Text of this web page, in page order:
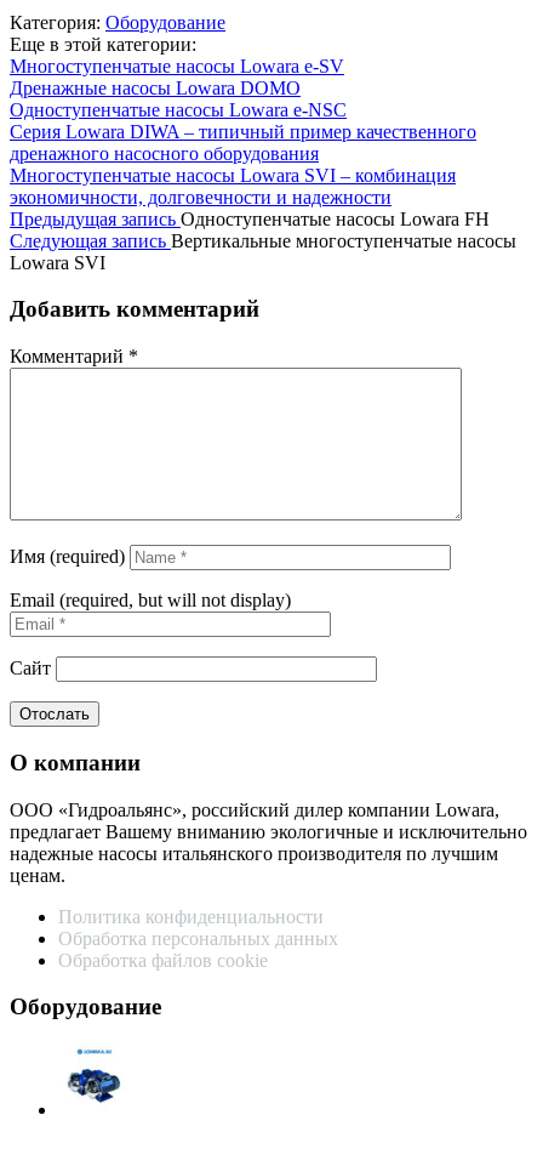
Категория: Оборудование
Еще в этой категории:
Многоступенчатые насосы Lowara e-SV
Дренажные насосы Lowara DOMO
Одноступенчатые насосы Lowara e-NSC
Серия Lowara DIWA – типичный пример качественного
дренажного насосного оборудования
Многоступенчатые насосы Lowara SVI – комбинация
экономичности, долговечности и надежности
Предыдущая запись Одноступенчатые насосы Lowara FH
Следующая запись Вертикальные многоступенчатые насосы
Lowara SVI
Добавить комментарий
Комментарий *
Имя (required)
Email (required, but will not display)
Сайт
О компании
ООО «Гидроальянс», российский дилер компании Lowara,
предлагает Вашему вниманию экологичные и исключительно
надежные насосы итальянского производителя по лучшим
ценам.
Политика конфиденциальности
Обработка персональных данных
Обработка файлов cookie
Оборудование